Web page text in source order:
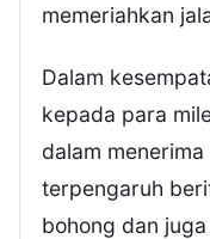
memeriahkan
Dalam
kepada para
dalam
terpengaruh
bohong dan